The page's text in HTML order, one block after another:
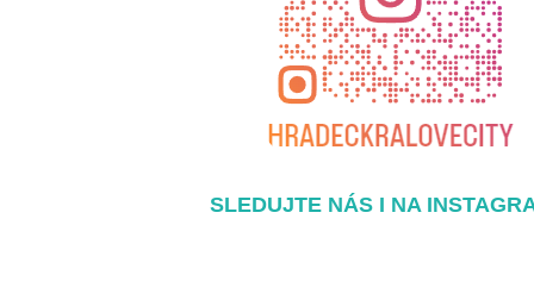
SLEDUJTE NÁS I NA